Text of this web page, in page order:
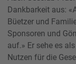
Dankbarkeit aus:
Büetzer und
Sponsoren und
auf.» Er sehe es
Nutzen für die